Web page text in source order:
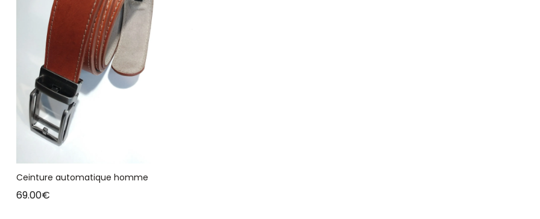
Ceinture automatique homme
69.00€